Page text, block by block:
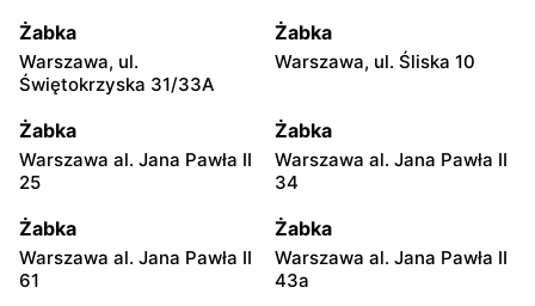
Żabka
Warszawa, ul.
Świętokrzyska 31/33A
Żabka
Warszawa, ul. Śliska 10
Żabka
Warszawa al. Jana Pawła II
25
Żabka
Warszawa al. Jana Pawła II
34
Żabka
Warszawa al. Jana Pawła II
61
Żabka
Warszawa al. Jana Pawła II
43a